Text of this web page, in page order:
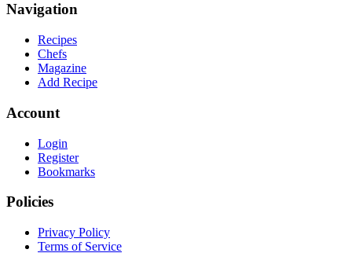
Navigation
Recipes
Chefs
Magazine
Add Recipe
Account
Login
Register
Bookmarks
Policies
Privacy Policy
Terms of Service